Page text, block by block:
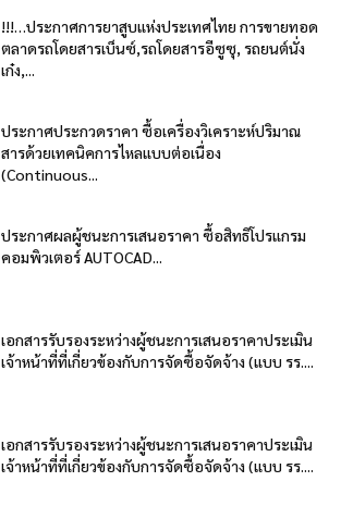
!!!…ประกาศการยาสูบแห่งประเทศไทย การขายทอด
ตลาดรถโดยสารเบ็นซ์,รถโดยสารอีซูซุ, รถยนต์นั่ง
เก๋ง,...
ประกาศประกวดราคา ซื้อเครื่องวิเคราะห์ปริมาณ
สารด้วยเทคนิคการไหลแบบต่อเนื่อง
(Continuous...
ประกาศผลผู้ชนะการเสนอราคา ซื้อสิทธิโปรแกรม
คอมพิวเตอร์ AUTOCAD...
เอกสารรับรองระหว่างผู้ชนะการเสนอราคาประเมิน
เจ้าหน้าที่ที่เกี่ยวข้องกับการจัดซื้อจัดจ้าง (แบบ รร....
เอกสารรับรองระหว่างผู้ชนะการเสนอราคาประเมิน
เจ้าหน้าที่ที่เกี่ยวข้องกับการจัดซื้อจัดจ้าง (แบบ รร....